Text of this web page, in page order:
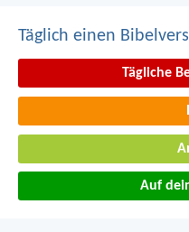
Täglich einen
Tägliche
Auf